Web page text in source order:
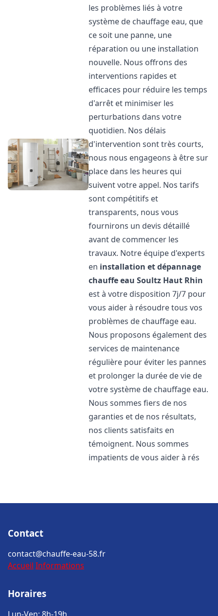
les problèmes liés à votre
système de chauffage eau, que
ce soit une panne, une
réparation ou une installation
nouvelle. Nous offrons des
interventions rapides et
efficaces pour réduire les temps
d'arrêt et minimiser les
perturbations dans votre
quotidien. Nos délais
d'intervention sont très courts,
nous nous engageons à être sur
place dans les heures qui
suivent votre appel. Nos tarifs
sont compétitifs et
transparents, nous vous
fournirons un devis détaillé
avant de commencer les
travaux. Notre équipe d'experts
en installation et dépannage
chauffe eau Soultz Haut Rhin
est à votre disposition 7j/7 pour
vous aider à résoudre tous vos
problèmes de chauffage eau.
Nous proposons également des
services de maintenance
régulière pour éviter les pannes
et prolonger la durée de vie de
votre système de chauffage eau.
Nous sommes fiers de nos
garanties et de nos résultats,
nos clients satisfaits en
témoignent. Nous sommes
impatients de vous aider à rés
Contact
contact@chauffe-eau-58.fr
Accueil Informations
Horaires